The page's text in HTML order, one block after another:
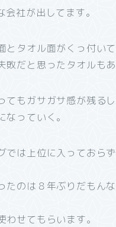
社が出してます。
とタオル面がくっ付い
だと思ったタオルもあ
もガサガサ感が残る
っていく。
では上位に入っておら
のは８年ぶりだもんな
せてもらいます。